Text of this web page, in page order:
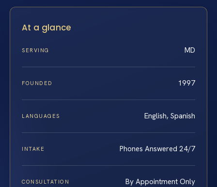
At a glance
SERVING MD
FOUNDED 1997
LANGUAGES English, Spanish
INTAKE Phones Answered 24/7
CONSULTATION By Appointment Only